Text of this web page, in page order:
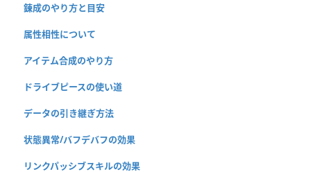
錬成のやり方と目安
属性相性について
アイテム合成のやり方
ドライブピースの使い道
データの引き継ぎ方法
状態異常/バフデバフの効果
リンクパッシブスキルの効果